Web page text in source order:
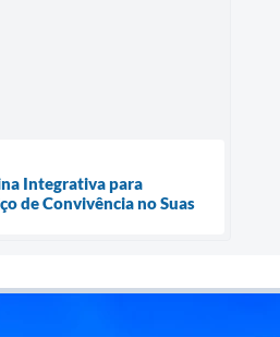
Integrativa para
de Convivência no Suas